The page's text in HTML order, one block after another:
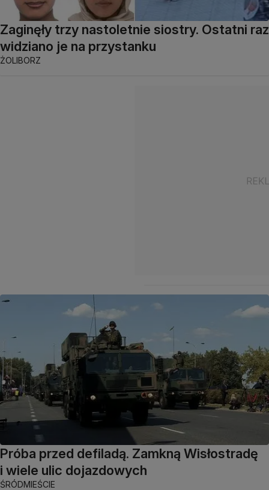
Zaginęły trzy nastoletnie siostry. Ostatni raz
widziano je na przystanku
ŻOLIBORZ
Próba przed defiladą. Zamkną Wisłostradę
i wiele ulic dojazdowych
ŚRÓDMIEŚCIE